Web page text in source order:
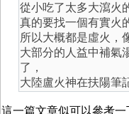
從小吃了太多大瀉火
真的要找一個有實火
所以大概都是虛火，
大部分的人益中補氣
了，
大陸盧火神在扶陽筆
這一篇文章似可以參考一